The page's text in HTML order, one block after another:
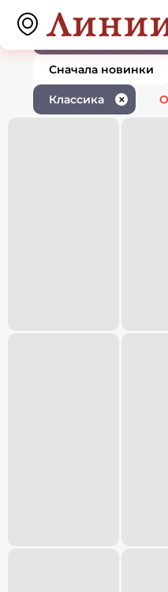
Ювелирные
1
По популярности
Сначала новинки
Классика ✕